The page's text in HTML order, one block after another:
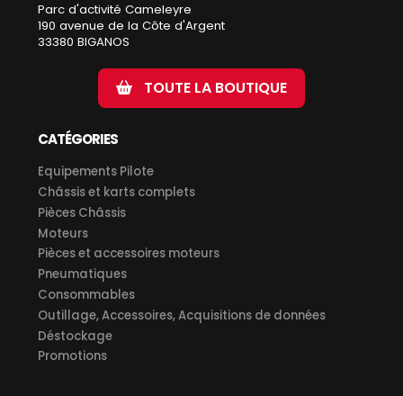
Parc d'activité Cameleyre
190 avenue de la Côte d'Argent
33380 BIGANOS
TOUTE LA BOUTIQUE
CATÉGORIES
Equipements Pilote
Châssis et karts complets
Pièces Châssis
Moteurs
Pièces et accessoires moteurs
Pneumatiques
Consommables
Outillage, Accessoires, Acquisitions de données
Déstockage
Promotions